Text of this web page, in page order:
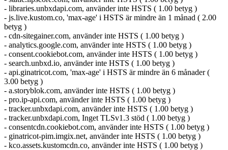
- libraries.unbxdapi.com, använder inte HSTS ( 1.00 betyg )
- js.live.kustom.co, 'max-age' i HSTS är mindre än 1 månad ( 2.00
betyg )
- cdn-sitegainer.com, använder inte HSTS ( 1.00 betyg )
- analytics.google.com, använder inte HSTS ( 1.00 betyg )
- consent.cookiebot.com, använder inte HSTS ( 1.00 betyg )
- search.unbxd.io, använder inte HSTS ( 1.00 betyg )
- api.ginatricot.com, 'max-age' i HSTS är mindre än 6 månader (
3.00 betyg )
- a.storyblok.com, använder inte HSTS ( 1.00 betyg )
- pro.ip-api.com, använder inte HSTS ( 1.00 betyg )
- tracker.unbxdapi.com, använder inte HSTS ( 1.00 betyg )
- tracker.unbxdapi.com, Inget TLSv1.3 stöd ( 1.00 betyg )
- consentcdn.cookiebot.com, använder inte HSTS ( 1.00 betyg )
- ginatricot-pim.imgix.net, använder inte HSTS ( 1.00 betyg )
- kco.assets.kustomcdn.co, använder inte HSTS ( 1.00 betyg )